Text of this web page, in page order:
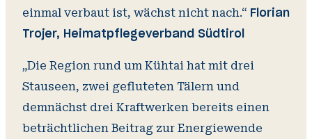
einmal verbaut ist, wächst nicht nach.“ Florian
Trojer, Heimatpflegeverband Südtirol
„Die Region rund um Kühtai hat mit drei
Stauseen, zwei gefluteten Tälern und
demnächst drei Kraftwerken bereits einen
beträchtlichen Beitrag zur Energiewende